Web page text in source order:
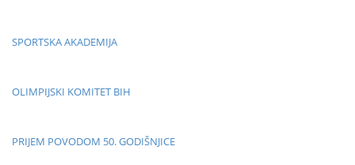
SPORTSKA AKADEMIJA
OLIMPIJSKI KOMITET BIH
PRIJEM POVODOM 50. GODIŠNJICE